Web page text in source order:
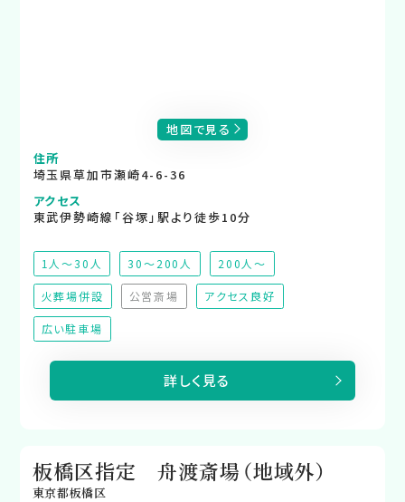
地図で見る
住所
埼玉県草加市瀬崎4-6-36
アクセス
東武伊勢崎線「谷塚」駅より徒歩10分
1人～30人 30～200人 200人～
火葬場併設
公営斎場
（非対応）
アクセス良好
広い駐車場
詳しく見る
板橋区指定 舟渡斎場（地域外）
東京都板橋区